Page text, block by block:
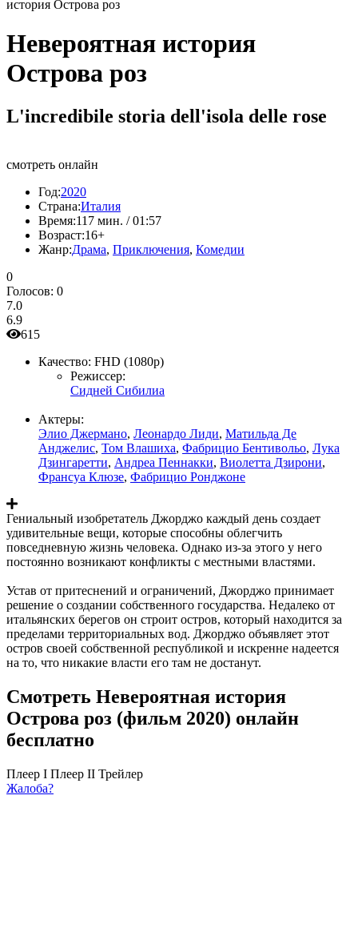
история Острова роз
Невероятная история
Острова роз
L'incredibile storia dell'isola delle rose
смотреть онлайн
Год:2020
Страна:Италия
Время:117 мин. / 01:57
Возраст:16+
Жанр:Драма, Приключения, Комедии
0
Голосов: 0
7.0
6.9
615
Качество: FHD (1080p)
Режиссер:
Сидней Сибилиа
Актеры:
Элио Джермано, Леонардо Лиди, Матильда Де
Анджелис, Том Влашиха, Фабрицио Бентивольо, Лука
Дзингаретти, Андреа Пеннакки, Виолетта Дзирони,
Франсуа Клюзе, Фабрицио Ронджоне
Гениальный изобретатель Джорджо каждый день создает
удивительные вещи, которые способны облегчить
повседневную жизнь человека. Однако из-за этого у него
постоянно возникают конфликты с местными властями.
Устав от притеснений и ограничений, Джорджо принимает
решение о создании собственного государства. Недалеко от
итальянских берегов он строит остров, который находится за
пределами территориальных вод. Джорджо объявляет этот
остров своей собственной республикой и искренне надеется
на то, что никакие власти его там не достанут.
Смотреть Невероятная история
Острова роз (фильм 2020) онлайн
бесплатно
Плеер I Плеер II Трейлер
Жалоба?